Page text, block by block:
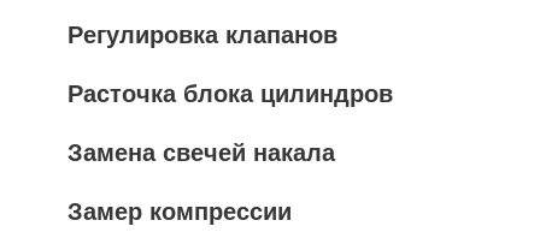
Регулировка клапанов
Расточка блока цилиндров
Замена свечей накала
Замер компрессии